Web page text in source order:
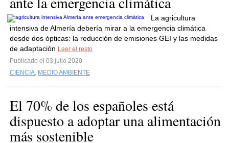
La agricultura
intensiva de Almería debería mirar a la emergencia climática
desde dos ópticas: la reducción de emisiones GEI y las medidas
de adaptación Leer el resto
Publicado el 03 julio 2020
CIENCIA, MEDIO AMBIENTE
El 70% de los españoles está
dispuesto a adoptar una alimentación
más sostenible